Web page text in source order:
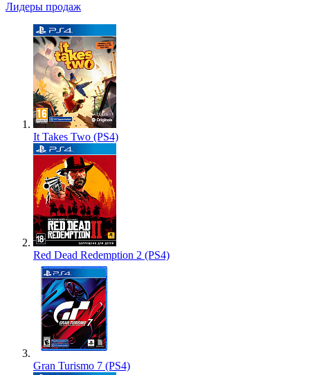
Лидеры продаж
It Takes Two (PS4)
Red Dead Redemption 2 (PS4)
Gran Turismo 7 (PS4)